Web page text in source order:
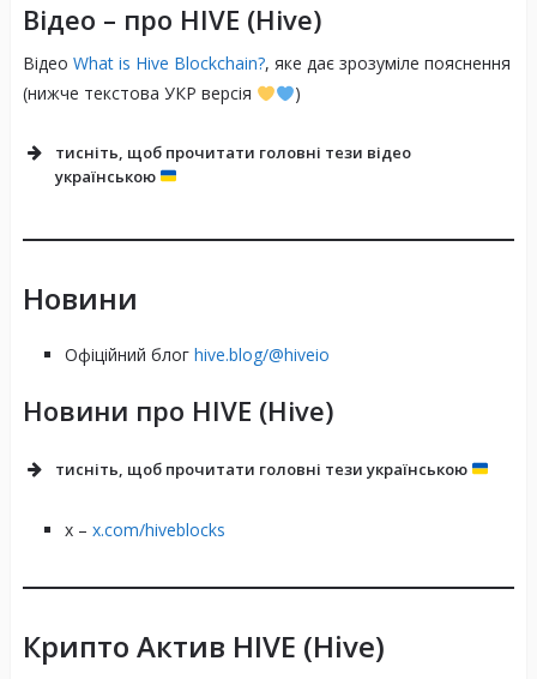
Відео – про HIVE (Hive)
Відео What is Hive Blockchain?, яке дає зрозуміле пояснення
(нижче текстова УКР версія
)
тисніть, щоб прочитати головні тези відео
українською
контенту
Новини
Офіційний блог hive.blog/@hiveio
Новини про HIVE (Hive)
тисніть, щоб прочитати головні тези українською
х – x.com/hiveblocks
Крипто Актив HIVE (Hive)